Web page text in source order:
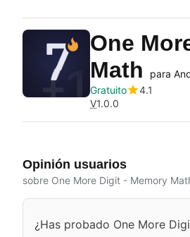
One
Math
para
Gratuito
4.1
V1.0.0
Opinión usuarios
sobre One More Digit - Memory
¿Has probado One More